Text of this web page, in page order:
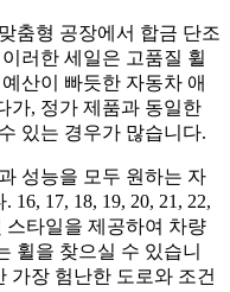
춤형 공장에서 합금 단조
러한 세일은 고품질 휠
산이 빠듯한 자동차 애
가, 정가 제품과 동일한
있는 경우가 많습니다.
성능을 모두 원하는 자
17, 18, 19, 20, 21, 22,
스타일을 제공하여 차량
휠을 찾으실 수 있습니
가장 험난한 도로와 조건